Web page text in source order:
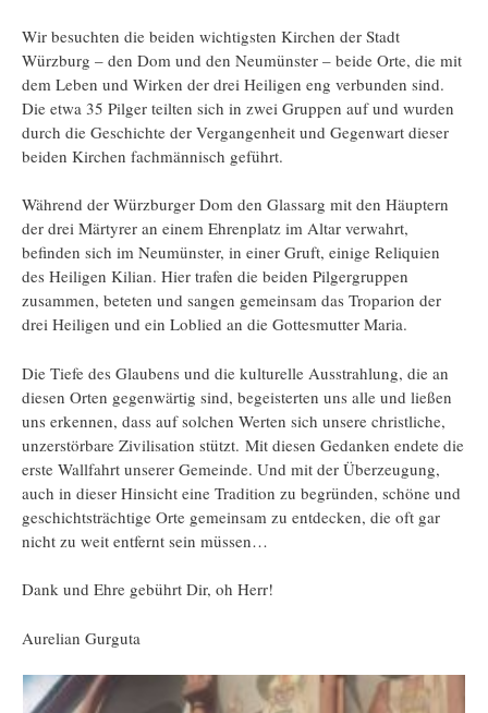
Wir besuchten die beiden wichtigsten Kirchen der Stadt
Würzburg – den Dom und den Neumünster – beide Orte, die mit
dem Leben und Wirken der drei Heiligen eng verbunden sind.
Die etwa 35 Pilger teilten sich in zwei Gruppen auf und wurden
durch die Geschichte der Vergangenheit und Gegenwart dieser
beiden Kirchen fachmännisch geführt.
Während der Würzburger Dom den Glassarg mit den Häuptern
der drei Märtyrer an einem Ehrenplatz im Altar verwahrt,
befinden sich im Neumünster, in einer Gruft, einige Reliquien
des Heiligen Kilian. Hier trafen die beiden Pilgergruppen
zusammen, beteten und sangen gemeinsam das Troparion der
drei Heiligen und ein Loblied an die Gottesmutter Maria.
Die Tiefe des Glaubens und die kulturelle Ausstrahlung, die an
diesen Orten gegenwärtig sind, begeisterten uns alle und ließen
uns erkennen, dass auf solchen Werten sich unsere christliche,
unzerstörbare Zivilisation stützt. Mit diesen Gedanken endete die
erste Wallfahrt unserer Gemeinde. Und mit der Überzeugung,
auch in dieser Hinsicht eine Tradition zu begründen, schöne und
geschichtsträchtige Orte gemeinsam zu entdecken, die oft gar
nicht zu weit entfernt sein müssen…
Dank und Ehre gebührt Dir, oh Herr!
Aurelian Gurguta